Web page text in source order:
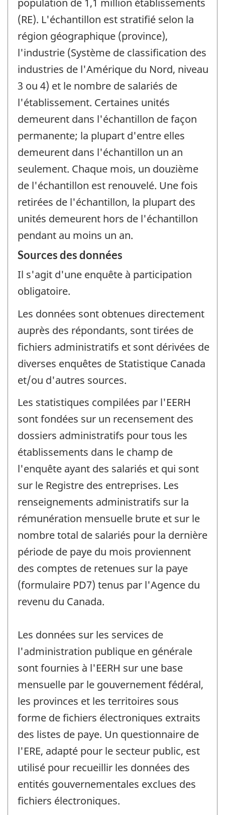
(RE). L'échantillon est stratifié selon la
région géographique (province),
l'industrie (Système de classification des
industries de l'Amérique du Nord, niveau
3 ou 4) et le nombre de salariés de
l'établissement. Certaines unités
demeurent dans l'échantillon de façon
permanente; la plupart d'entre elles
demeurent dans l'échantillon un an
seulement. Chaque mois, un douzième
de l'échantillon est renouvelé. Une fois
retirées de l'échantillon, la plupart des
unités demeurent hors de l'échantillon
pendant au moins un an.
Sources des données
Il s'agit d'une enquête à participation
obligatoire.
Les données sont obtenues directement
auprès des répondants, sont tirées de
fichiers administratifs et sont dérivées de
diverses enquêtes de Statistique Canada
et/ou d'autres sources.
Les statistiques compilées par l'EERH
sont fondées sur un recensement des
dossiers administratifs pour tous les
établissements dans le champ de
l'enquête ayant des salariés et qui sont
sur le Registre des entreprises. Les
renseignements administratifs sur la
rémunération mensuelle brute et sur le
nombre total de salariés pour la dernière
période de paye du mois proviennent
des comptes de retenues sur la paye
(formulaire PD7) tenus par l'Agence du
revenu du Canada.
Les données sur les services de
l'administration publique en générale
sont fournies à l'EERH sur une base
mensuelle par le gouvernement fédéral,
les provinces et les territoires sous
forme de fichiers électroniques extraits
des listes de paye. Un questionnaire de
l'ERE, adapté pour le secteur public, est
utilisé pour recueillir les données des
entités gouvernementales exclues des
fichiers électroniques.